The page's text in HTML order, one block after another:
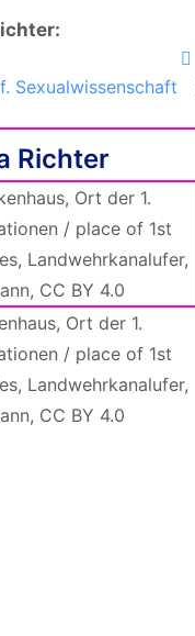
Sexualwissenschaft
Richter
Ort der 1.
/ place of 1st
Landwehrkanalufer,
CC BY 4.0